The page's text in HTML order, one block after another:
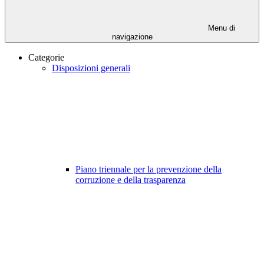
Menu di
navigazione
Categorie
Disposizioni generali
Piano triennale per la prevenzione della
corruzione e della trasparenza